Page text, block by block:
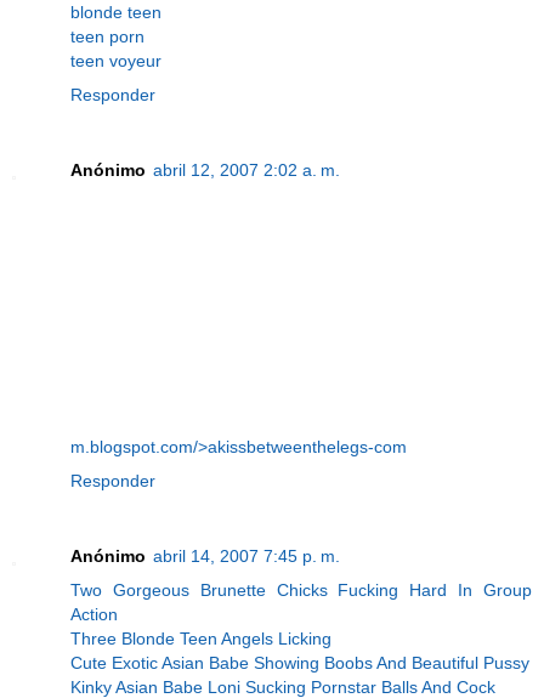
blonde teen
teen porn
teen voyeur
Responder
Anónimo abril 12, 2007 2:02 a. m.
m.blogspot.com/>akissbetweenthelegs-com
Responder
Anónimo abril 14, 2007 7:45 p. m.
Two Gorgeous Brunette Chicks Fucking Hard In Group
Action
Three Blonde Teen Angels Licking
Cute Exotic Asian Babe Showing Boobs And Beautiful Pussy
Kinky Asian Babe Loni Sucking Pornstar Balls And Cock